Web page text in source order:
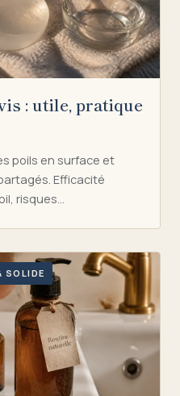
: utile, pratique
poils en surface et
Efficacité
risques…
SOLIDE